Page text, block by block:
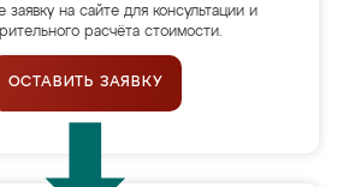
заявку на сайте для консультации и
расчёта стоимости.
ОСТАВИТЬ ЗАЯВКУ